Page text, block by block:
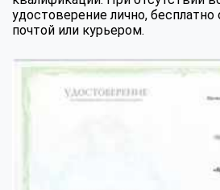
удостоверение лично,
почтой или курьером.